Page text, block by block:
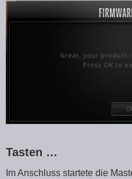
Tasten …
Im Anschluss startete die